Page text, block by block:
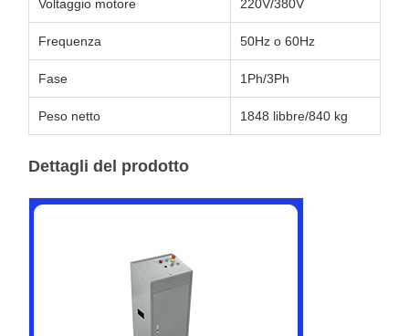
Voltaggio motore 220V/380V
Frequenza 50Hz o 60Hz
Fase 1Ph/3Ph
Peso netto 1848 libbre/840 kg
Dettagli del prodotto